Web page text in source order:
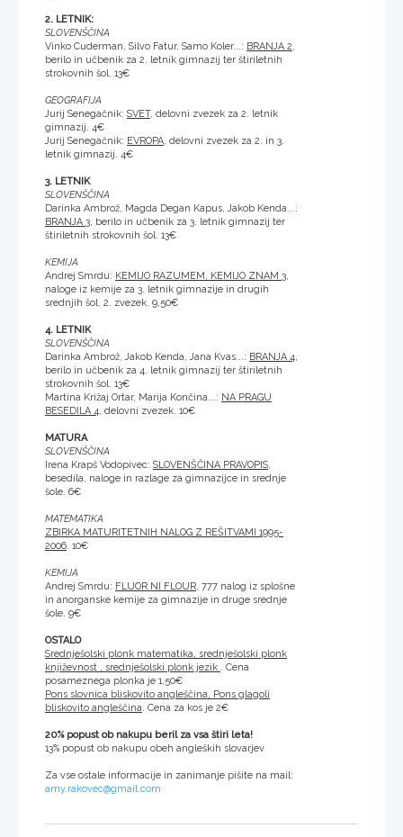
2. LETNIK:
SLOVENŠČINA
Vinko Cuderman, Silvo Fatur, Samo Koler...: BRANJA 2,
berilo in učbenik za 2. letnik gimnazij ter štiriletnih
strokovnih šol. 13€
GEOGRAFIJA
Jurij Senegačnik: SVET, delovni zvezek za 2. letnik
gimnazij. 4€
Jurij Senegačnik: EVROPA, delovni zvezek za 2. in 3.
letnik gimnazij. 4€
3. LETNIK
SLOVENŠČINA
Darinka Ambrož, Magda Degan Kapus, Jakob Kenda...:
BRANJA 3, berilo in učbenik za 3. letnik gimnazij ter
štiriletnih strokovnih šol. 13€
KEMIJA
Andrej Smrdu: KEMIJO RAZUMEM, KEMIJO ZNAM 3,
naloge iz kemije za 3. letnik gimnazije in drugih
srednjih šol, 2. zvezek. 9,50€
4. LETNIK
SLOVENŠČINA
Darinka Ambrož, Jakob Kenda, Jana Kvas...: BRANJA 4,
berilo in učbenik za 4. letnik gimnazij ter štiriletnih
strokovnih šol. 13€
Martina Križaj Ortar, Marija Končina...: NA PRAGU
BESEDILA 4, delovni zvezek. 10€
MATURA
SLOVENŠČINA
Irena Krapš Vodopivec: SLOVENŠČINA PRAVOPIS,
besedila, naloge in razlage za gimnazijce in srednje
šole. 6€
MATEMATIKA
ZBIRKA MATURITETNIH NALOG Z REŠITVAMI 1995-
2006. 10€
KEMIJA
Andrej Smrdu: FLUOR NI FLOUR, 777 nalog iz splošne
in anorganske kemije za gimnazije in druge srednje
šole. 9€
OSTALO
Srednješolski plonk matematika, srednješolski plonk
književnost , srednješolski plonk jezik . Cena
posameznega plonka je 1,50€
Pons slovnica bliskovito angleščina, Pons glagoli
bliskovito angleščina. Cena za kos je 2€
20% popust ob nakupu beril za vsa štiri leta!
13% popust ob nakupu obeh angleških slovarjev
Za vse ostale informacije in zanimanje pišite na mail:
amy.rakovec@gmail.com